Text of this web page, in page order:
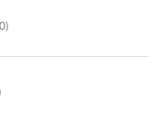
)